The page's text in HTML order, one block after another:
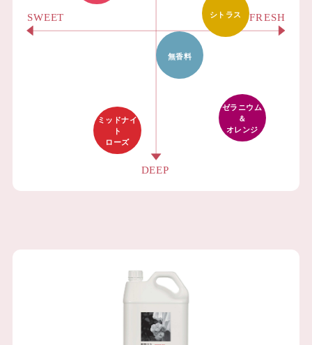
無香料
シトラス
ミッドナイ
ト
ローズ
ゼラニウム
＆
オレンジ